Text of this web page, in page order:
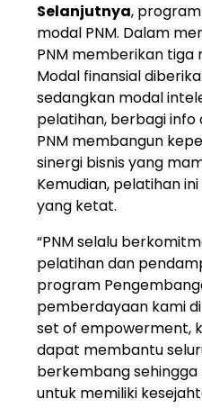
Selanjutnya,
modal PNM. Dalam
PNM memberikan tiga
Modal finansial
sedangkan modal
pelatihan, berbagi info
PNM membangun
sinergi bisnis yang
Kemudian, pelatihan
yang ketat.
“PNM selalu
pelatihan dan
program
pemberdayaan kami
set of empowerment,
dapat membantu
berkembang
untuk memiliki